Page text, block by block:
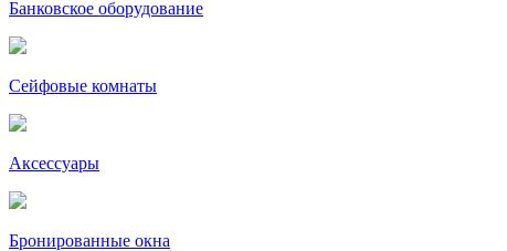
Банковское оборудование
Сейфовые комнаты
Аксессуары
Бронированные окна